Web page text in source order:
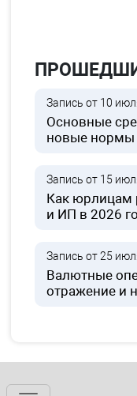
Запись от 10
Основные
новые нормы
Запись от 15
Как юрлицам
и ИП в 2026
Запись от 25
Валютные
отражение и